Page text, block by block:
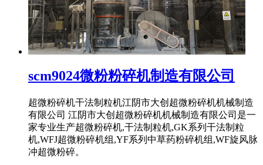
scm9024微粉粉碎机制造有限公司
超微粉碎机干法制粒机江阴市大创超微粉碎机机械制造
有限公司 江阴市大创超微粉碎机机械制造有限公司是一
家专业生产超微粉碎机,干法制粒机,GK系列干法制粒
机,WFJ超微粉碎机组,YF系列中草药粉碎机组,WF旋风脉
冲超微粉碎。